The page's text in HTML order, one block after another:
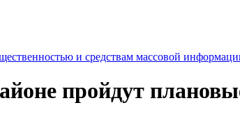
и средствам массовой
пройдут